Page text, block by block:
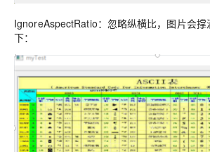
IgnoreAspectRatio：忽略纵横比，图片会撑
下：